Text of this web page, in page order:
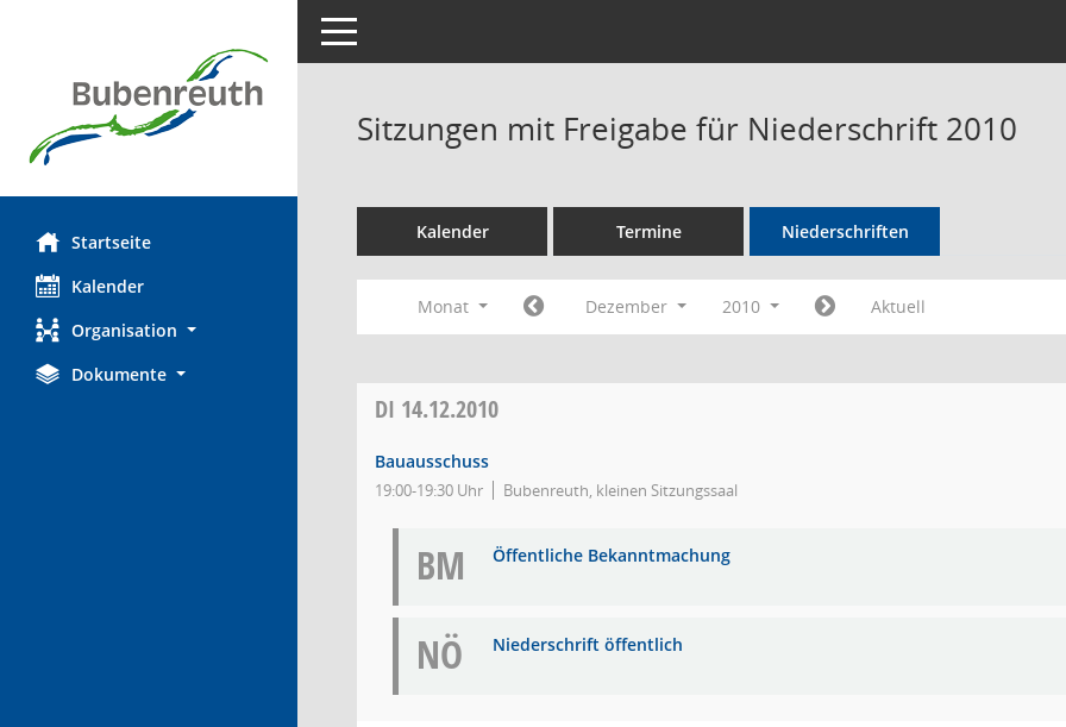
Startseite
Kalender
Organisation
Dokumente
Toggle navigation
Sitzungen mit Freigabe für Niederschrift 2010
Kalender Termine Niederschriften
Monat Dezember 2010 Aktuell
DI 14.12.2010
Bauausschuss
19:00-19:30 Uhr Bubenreuth, kleinen Sitzungssaal
BM Öffentliche Bekanntmachung
NÖ Niederschrift öffentlich